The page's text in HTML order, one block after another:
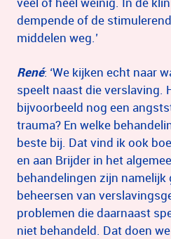
dempende of de
middelen weg.’
René: ‘We kijken echt naar
speelt naast die verslaving.
bijvoorbeeld nog een
trauma? En welke
beste bij. Dat vind ik ook
en aan Brijder in het
behandelingen zijn
beheersen van
problemen die daarnaast
niet behandeld. Dat doen we